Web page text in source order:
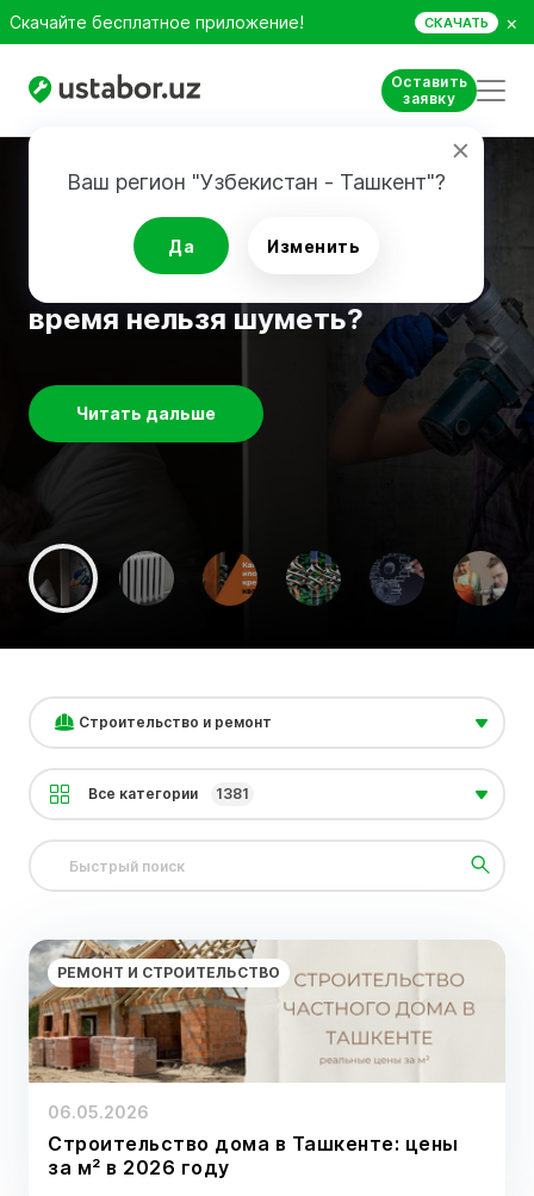
Скачайте бесплатное приложение! СКАЧАТЬ ×
Оставить
заявку
Ваш регион "Узбекистан - Ташкент"?
Да Изменить
Советы по ремонту
Ремонт у соседей: в какое
время нельзя шуметь?
Читать дальше
Строительство и ремонт
Все категории 1381
РЕМОНТ И СТРОИТЕЛЬСТВО
06.05.2026
Строительство дома в Ташкенте: цены
за м² в 2026 году